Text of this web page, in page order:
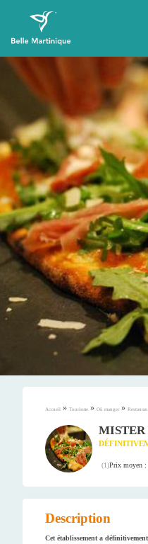
Accueil » Tourisme » Où manger »
(1)Prix moyen :
Description
Cet établissement a